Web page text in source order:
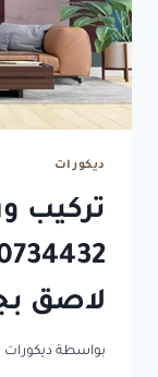
ديكورات
تركيب
لاصق
بواسطة ديكورات